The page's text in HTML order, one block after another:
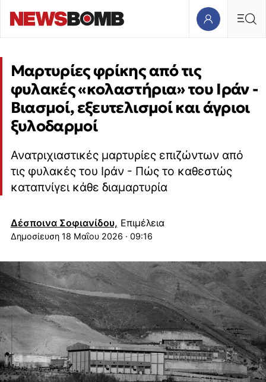
Μαρτυρίες φρίκης από τις
φυλακές «κολαστήρια» του Ιράν -
Βιασμοί, εξευτελισμοί και άγριοι
ξυλοδαρμοί
Ανατριχιαστικές μαρτυρίες επιζώντων από
τις φυλακές του Ιράν - Πώς το καθεστώς
καταπνίγει κάθε διαμαρτυρία
Δέσποινα Σοφιανίδου, Επιμέλεια
18 Μαΐου 2026 · 09:16